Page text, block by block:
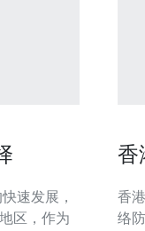
区，作为
香
香港高
络